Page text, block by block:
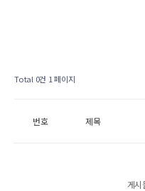
Total 0건 1 페이지
번호 제목
게